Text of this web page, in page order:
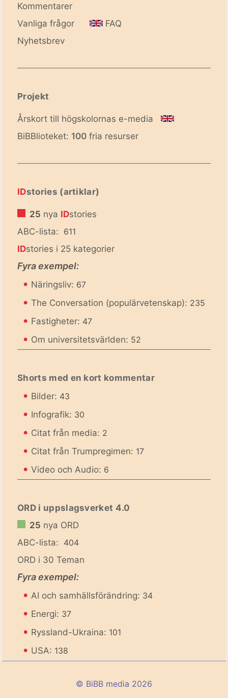
Kommentarer
Vanliga frågor
FAQ
Nyhetsbrev
Projekt
Årskort till högskolornas e-media
BiBBlioteket: 100 fria resurser
IDstories (artiklar)
25 nya IDstories
ABC-lista: 611
IDstories i 25 kategorier
Fyra exempel:
• Näringsliv: 67
• The Conversation (populärvetenskap): 235
• Fastigheter: 47
• Om universitetsvärlden: 52
Shorts med en kort kommentar
• Bilder: 43
• Infografik: 30
• Citat från media: 2
• Citat från Trumpregimen: 17
• Video och Audio: 6
ORD i uppslagsverket 4.0
25 nya ORD
ABC-lista: 404
ORD i 30 Teman
Fyra exempel:
• AI och samhällsförändring: 34
• Energi: 37
• Ryssland-Ukraina: 101
• USA: 138
© BiBB media 2026